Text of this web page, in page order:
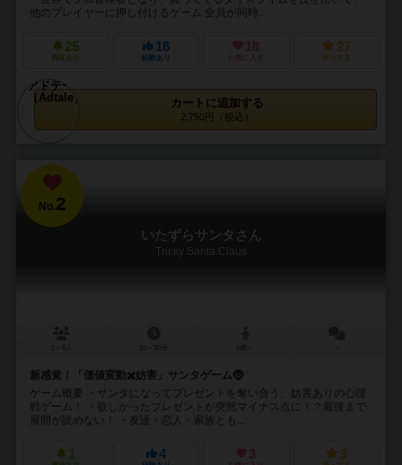
他のプレイヤーに押し付けるゲーム 全員が同時...
25
興味あり
18
経験あり
18
お気に入り
27
持ってる
カートに追加する
2,750円（税込）
No.2
いたずらサンタさん
Tricky Santa Claus
新感覚！「価値変動✖️妨害」サンタゲーム🤶
ゲーム概要 ・サンタになってプレゼントを奪い合う、妨害ありの心理
戦ゲーム！ ・欲しかったプレゼントが突然マイナス点に！？最後まで
展開が読めない！ ・友達・恋人・家族とも...
1 4 3 3